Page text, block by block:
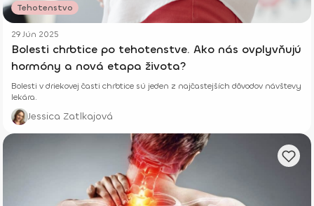
Tehotenstvo
29 Jún 2025
Bolesti chrbtice po tehotenstve. Ako nás ovplyvňujú
hormóny a nová etapa života?
Bolesti v driekovej časti chrbtice sú jeden z najčastejších dôvodov návštevy
lekára.
Jessica Zatlkajová